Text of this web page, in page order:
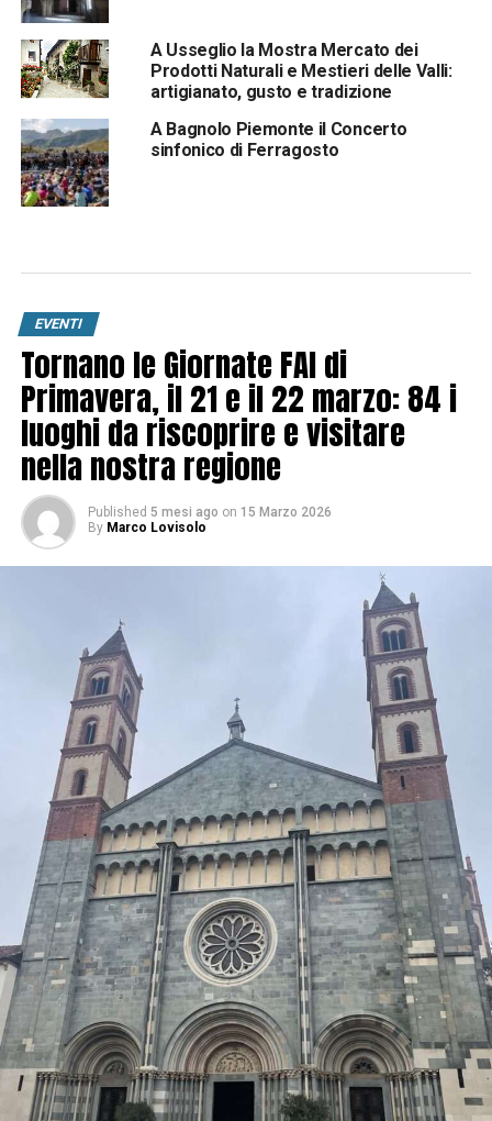
A Usseglio la Mostra Mercato dei
Prodotti Naturali e Mestieri delle Valli:
artigianato, gusto e tradizione
A Bagnolo Piemonte il Concerto
sinfonico di Ferragosto
EVENTI
Tornano le Giornate FAI di
Primavera, il 21 e il 22 marzo: 84 i
luoghi da riscoprire e visitare
nella nostra regione
Published 5 mesi ago on 15 Marzo 2026
By Marco Lovisolo